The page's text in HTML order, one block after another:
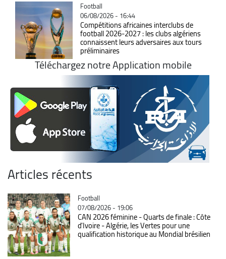
Catégorie
Football
06/08/2026 - 16:44
Compétitions africaines interclubs de
football 2026-2027 : les clubs algériens
connaissent leurs adversaires aux tours
préliminaires
Téléchargez notre Application mobile
Articles récents
Catégorie
Football
07/08/2026 - 19:06
CAN 2026 féminine - Quarts de finale : Côte
d'Ivoire - Algérie, les Vertes pour une
qualification historique au Mondial brésilien